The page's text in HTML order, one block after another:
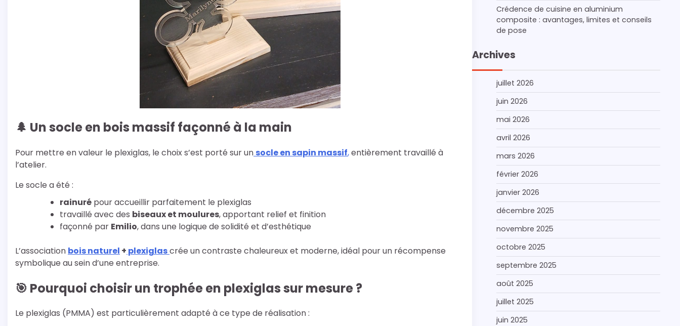
🌲 Un socle en bois massif façonné à la main
Pour mettre en valeur le plexiglas, le choix s’est porté sur un socle en sapin massif,entièrement travaillé à
l’atelier.
Le socle a été :
rainuré pour accueillir parfaitement le plexiglas
travaillé avec des biseaux et moulures, apportant relief et finition
façonné par Emilio, dans une logique de solidité et d’esthétique
L’association bois naturel + plexiglascrée un contraste chaleureux et moderne, idéal pour un récompense
symbolique au sein d’une entreprise.
🎯 Pourquoi choisir un trophée en plexiglas sur mesure ?
Le plexiglas (PMMA) est particulièrement adapté à ce type de réalisation :
Crédence de cuisine en aluminium
composite : avantages, limites et conseils
de pose
Archives
juillet 2026
juin 2026
mai 2026
avril 2026
mars 2026
février 2026
janvier 2026
décembre 2025
novembre 2025
octobre 2025
septembre 2025
août 2025
juillet 2025
juin 2025